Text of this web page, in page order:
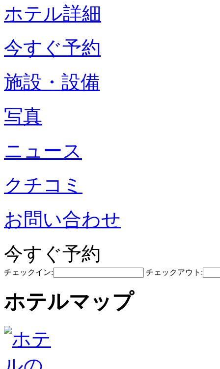
ホテル詳細
今すぐ予約
施設・設備
写真
ニュース
クチコミ
お問い合わせ
今すぐ予約
チェックイン: チェックアウト:
ホテルマップ